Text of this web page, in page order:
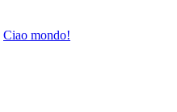
Ciao mondo!